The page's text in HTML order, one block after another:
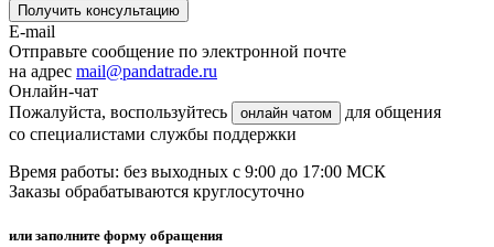
Получить консультацию
E-mail
Отправьте сообщение по электронной почте
на адрес mail@pandatrade.ru
Онлайн-чат
Пожалуйста, воспользуйтесь
онлайн чатом
для общения
со специалистами службы поддержки
Время работы: без выходных с 9:00 до 17:00 МСК
Заказы обрабатываются круглосуточно
или заполните форму обращения